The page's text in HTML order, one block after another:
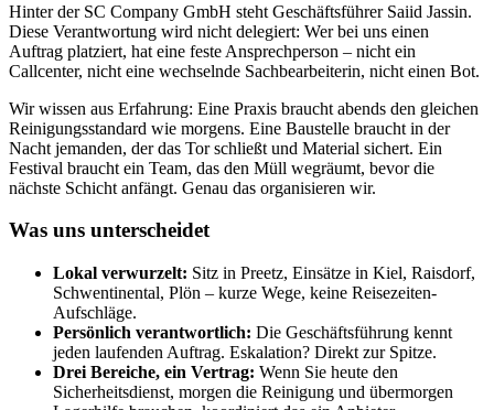
Hinter der SC Company GmbH steht Geschäftsführer Saiid Jassin.
Diese Verantwortung wird nicht delegiert: Wer bei uns einen
Auftrag platziert, hat eine feste Ansprechperson – nicht ein
Callcenter, nicht eine wechselnde Sachbearbeiterin, nicht einen Bot.
Wir wissen aus Erfahrung: Eine Praxis braucht abends den gleichen
Reinigungsstandard wie morgens. Eine Baustelle braucht in der
Nacht jemanden, der das Tor schließt und Material sichert. Ein
Festival braucht ein Team, das den Müll wegräumt, bevor die
nächste Schicht anfängt. Genau das organisieren wir.
Was uns unterscheidet
Lokal verwurzelt: Sitz in Preetz, Einsätze in Kiel, Raisdorf,
Schwentinental, Plön – kurze Wege, keine Reisezeiten-
Aufschläge.
Persönlich verantwortlich: Die Geschäftsführung kennt
jeden laufenden Auftrag. Eskalation? Direkt zur Spitze.
Drei Bereiche, ein Vertrag: Wenn Sie heute den
Sicherheitsdienst, morgen die Reinigung und übermorgen